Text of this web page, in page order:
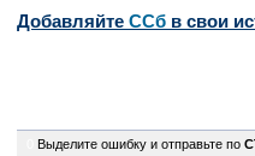
Добавляйте CСб в свои
Выделите ошибку и отправьте по